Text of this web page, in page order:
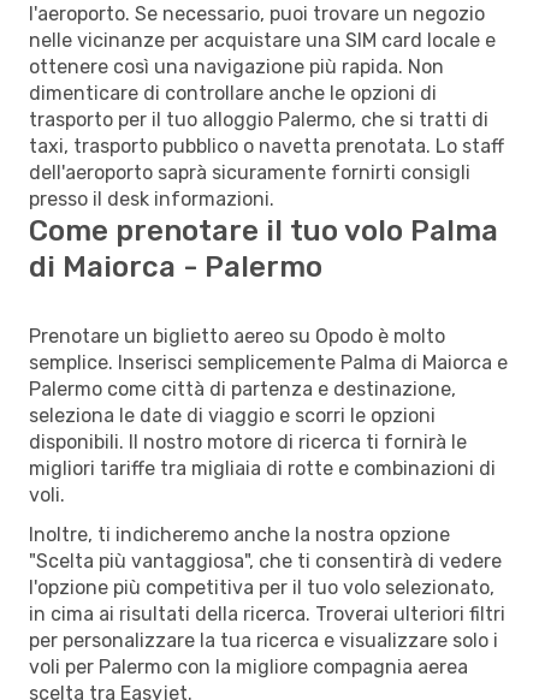
l'aeroporto. Se necessario, puoi trovare un negozio
nelle vicinanze per acquistare una SIM card locale e
ottenere così una navigazione più rapida. Non
dimenticare di controllare anche le opzioni di
trasporto per il tuo alloggio Palermo, che si tratti di
taxi, trasporto pubblico o navetta prenotata. Lo staff
dell'aeroporto saprà sicuramente fornirti consigli
presso il desk informazioni.
Come prenotare il tuo volo Palma
di Maiorca - Palermo
Prenotare un biglietto aereo su Opodo è molto
semplice. Inserisci semplicemente Palma di Maiorca e
Palermo come città di partenza e destinazione,
seleziona le date di viaggio e scorri le opzioni
disponibili. Il nostro motore di ricerca ti fornirà le
migliori tariffe tra migliaia di rotte e combinazioni di
voli.
Inoltre, ti indicheremo anche la nostra opzione
"Scelta più vantaggiosa", che ti consentirà di vedere
l'opzione più competitiva per il tuo volo selezionato,
in cima ai risultati della ricerca. Troverai ulteriori filtri
per personalizzare la tua ricerca e visualizzare solo i
voli per Palermo con la migliore compagnia aerea
scelta tra Easyjet.